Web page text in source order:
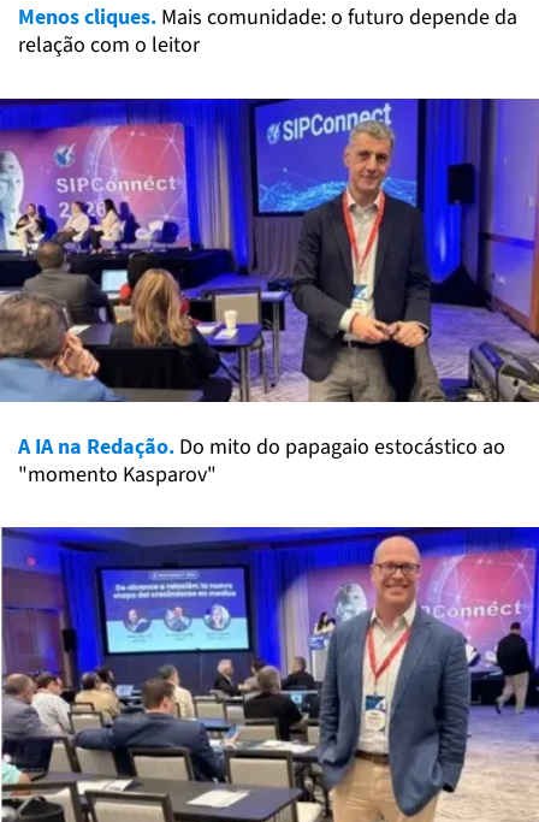
Menos cliques. Mais comunidade: o futuro depende da
relação com o leitor
A IA na Redação. Do mito do papagaio estocástico ao
"momento Kasparov"